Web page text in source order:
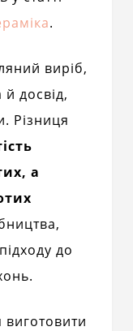
.
виріб,
й досвід,
Різниця
а
до
виготовити